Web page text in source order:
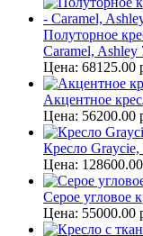
Полуторное
Caramel, Ashley
Цена: 68125.00
Акцентное
Цена: 56200.00
Кресло
Цена:
Серое угловое
Цена: 55000.00